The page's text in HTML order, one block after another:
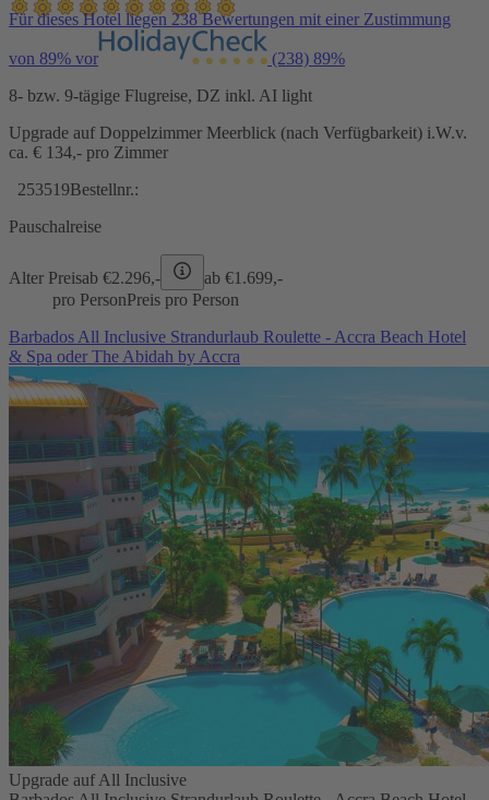
Für dieses Hotel liegen 238 Bewertungen mit einer Zustimmung
von 89% vor (238) 89%
8- bzw. 9-tägige Flugreise, DZ inkl. AI light
Upgrade auf Doppelzimmer Meerblick (nach Verfügbarkeit) i.W.v.
ca. € 134,- pro Zimmer
253519Bestellnr.:
Pauschalreise
Alter Preisab €2.296,- ab €1.699,-
pro PersonPreis pro Person
Barbados All Inclusive Strandurlaub Roulette - Accra Beach Hotel
& Spa oder The Abidah by Accra
Upgrade auf All Inclusive